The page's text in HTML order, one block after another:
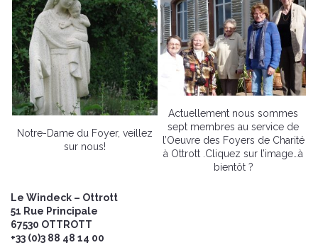
Notre-Dame du Foyer, veillez
sur nous!
Actuellement nous sommes
sept membres au service de
l’Oeuvre des Foyers de Charité
à Ottrott .Cliquez sur l’image…à
bientôt ?
Le Windeck – Ottrott
51 Rue Principale
67530 OTTROTT
+33 (0)3 88 48 14 00